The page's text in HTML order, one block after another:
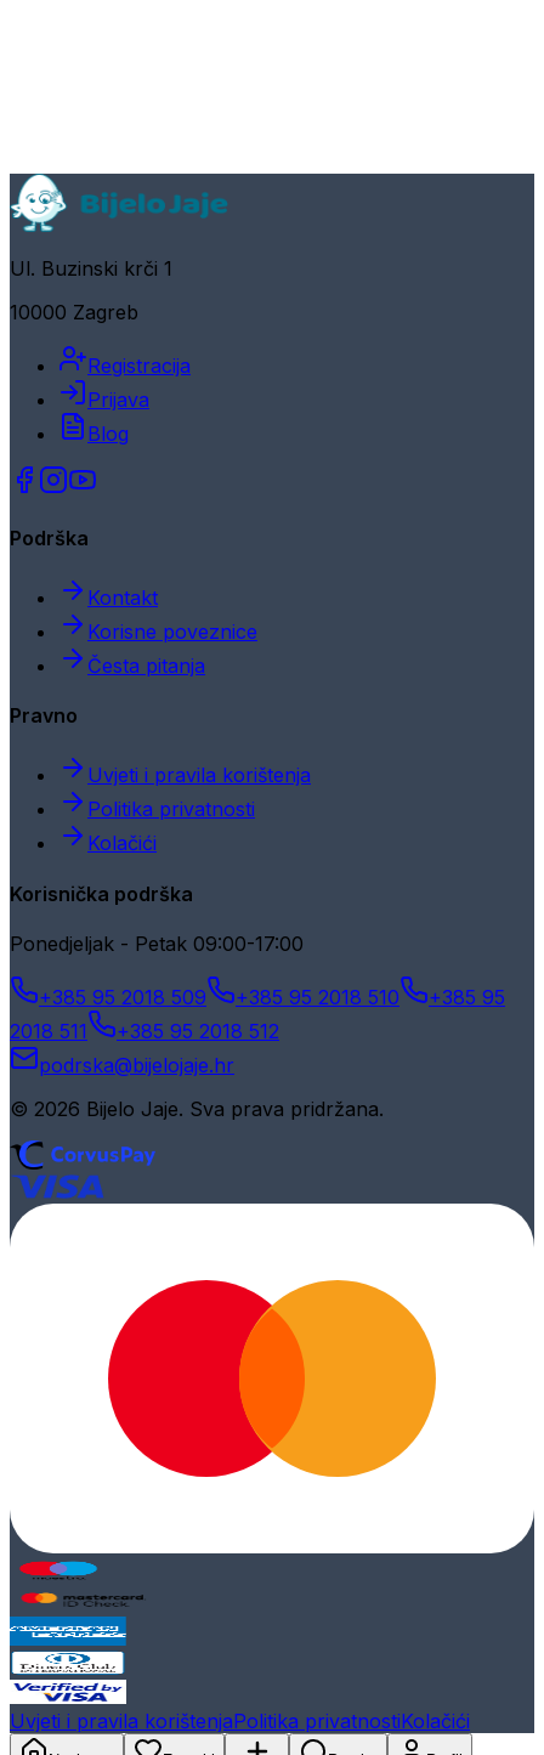
Ul. Buzinski krči 1
10000 Zagreb
Registracija
Prijava
Blog
Podrška
Kontakt
Korisne poveznice
Česta pitanja
Pravno
Uvjeti i pravila korištenja
Politika privatnosti
Kolačići
Korisnička podrška
Ponedjeljak - Petak 09:00-17:00
+385 95 2018 509 +385 95 2018 510
+385 95
2018 511
+385 95 2018 512
podrska@bijelojaje.hr
© 2026 Bijelo Jaje. Sva prava pridržana.
Uvjeti i pravila korištenjaPolitika privatnostiKolačići